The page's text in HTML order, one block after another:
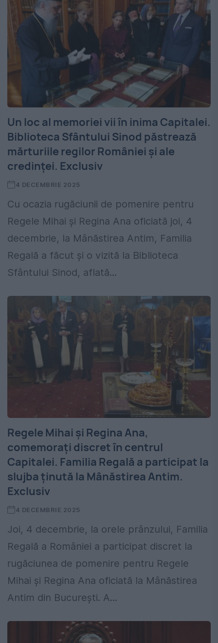
Un loc al memoriei vii în inima Capitalei.
Biblioteca Sfântului Sinod păstrează
mărturiile regilor României și ale
credinței. Exclusiv
4 DECEMBRIE 2025
Cu ocazia rugăciunii de pomenire pentru
Regele Mihai și Regina Ana oficiată joi, 4
decembrie, la Mânăstirea Antim, Familia
Regală a făcut și o vizită la Biblioteca
Sfântului Sinod, aflată...
Regele Mihai și Regina Ana,
comemorați discret în centrul
Capitalei. Familia Regală a participat la
slujba ținută la Mânăstirea Antim.
Exclusiv
4 DECEMBRIE 2025
Joi, 4 decembrie, la orele prânzului, Familia
Regală a României a participat discret la
rugăciunea de pomenire pentru Regele
Mihai și Regina Ana oficiată la Mânăstirea
Antim din București. A...